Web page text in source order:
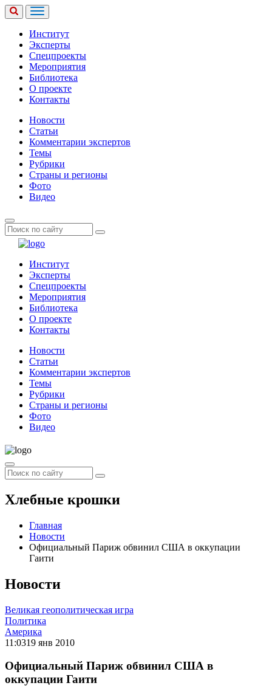
Институт
Эксперты
Спецпроекты
Мероприятия
Библиотека
О проекте
Контакты
Новости
Статьи
Комментарии экспертов
Темы
Рубрики
Страны и регионы
Фото
Видео
Институт
Эксперты
Спецпроекты
Мероприятия
Библиотека
О проекте
Контакты
Новости
Статьи
Комментарии экспертов
Темы
Рубрики
Страны и регионы
Фото
Видео
Хлебные крошки
Главная
Новости
Официальный Париж обвинил США в оккупации
Гаити
Новости
Великая геополитическая игра
Политика
Америка
11:0319 янв 2010
Официальный Париж обвинил США в
оккупации Гаити